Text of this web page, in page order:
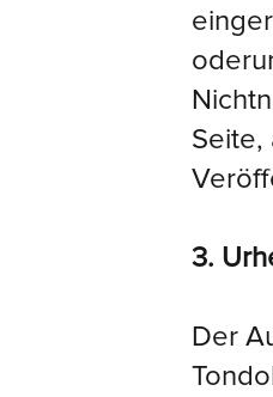
3.
Der